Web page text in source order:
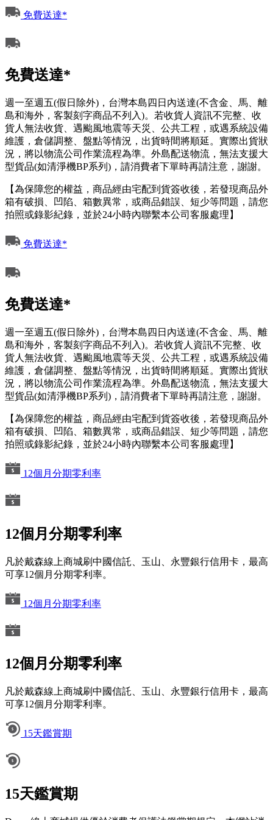
免費送達*
免費送達*
週一至週五(假日除外)，台灣本島四日內送達(不含金、馬、離
島和海外，客製刻字商品不列入)。若收貨人資訊不完整、收
貨人無法收貨、遇颱風地震等天災、公共工程，或遇系統設備
維護，倉儲調整、盤點等情況，出貨時間將順延。實際出貨狀
況，將以物流公司作業流程為準。外島配送物流，無法支援大
型貨品(如清淨機BP系列)，請消費者下單時再請注意，謝謝。
【為保障您的權益，商品經由宅配到貨簽收後，若發現商品外
箱有破損、凹陷、箱數異常，或商品錯誤、短少等問題，請您
拍照或錄影紀錄，並於24小時內聯繫本公司客服處理】
免費送達*
免費送達*
週一至週五(假日除外)，台灣本島四日內送達(不含金、馬、離
島和海外，客製刻字商品不列入)。若收貨人資訊不完整、收
貨人無法收貨、遇颱風地震等天災、公共工程，或遇系統設備
維護，倉儲調整、盤點等情況，出貨時間將順延。實際出貨狀
況，將以物流公司作業流程為準。外島配送物流，無法支援大
型貨品(如清淨機BP系列)，請消費者下單時再請注意，謝謝。
【為保障您的權益，商品經由宅配到貨簽收後，若發現商品外
箱有破損、凹陷、箱數異常，或商品錯誤、短少等問題，請您
拍照或錄影紀錄，並於24小時內聯繫本公司客服處理】
12個月分期零利率
12個月分期零利率
凡於戴森線上商城刷中國信託、玉山、永豐銀行信用卡，最高
可享12個月分期零利率。
12個月分期零利率
12個月分期零利率
凡於戴森線上商城刷中國信託、玉山、永豐銀行信用卡，最高
可享12個月分期零利率。
15天鑑賞期
15天鑑賞期